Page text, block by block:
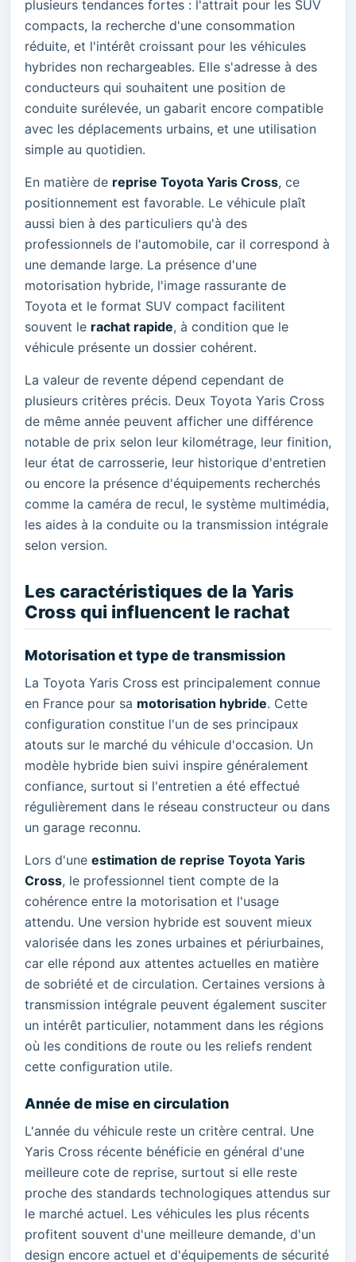
plusieurs tendances fortes : l'attrait pour les SUV
compacts, la recherche d'une consommation
réduite, et l'intérêt croissant pour les véhicules
hybrides non rechargeables. Elle s'adresse à des
conducteurs qui souhaitent une position de
conduite surélevée, un gabarit encore compatible
avec les déplacements urbains, et une utilisation
simple au quotidien.
En matière de reprise Toyota Yaris Cross, ce
positionnement est favorable. Le véhicule plaît
aussi bien à des particuliers qu'à des
professionnels de l'automobile, car il correspond à
une demande large. La présence d'une
motorisation hybride, l'image rassurante de
Toyota et le format SUV compact facilitent
souvent le rachat rapide, à condition que le
véhicule présente un dossier cohérent.
La valeur de revente dépend cependant de
plusieurs critères précis. Deux Toyota Yaris Cross
de même année peuvent afficher une différence
notable de prix selon leur kilométrage, leur finition,
leur état de carrosserie, leur historique d'entretien
ou encore la présence d'équipements recherchés
comme la caméra de recul, le système multimédia,
les aides à la conduite ou la transmission intégrale
selon version.
Les caractéristiques de la Yaris
Cross qui influencent le rachat
Motorisation et type de transmission
La Toyota Yaris Cross est principalement connue
en France pour sa motorisation hybride. Cette
configuration constitue l'un de ses principaux
atouts sur le marché du véhicule d'occasion. Un
modèle hybride bien suivi inspire généralement
confiance, surtout si l'entretien a été effectué
régulièrement dans le réseau constructeur ou dans
un garage reconnu.
Lors d'une estimation de reprise Toyota Yaris
Cross, le professionnel tient compte de la
cohérence entre la motorisation et l'usage
attendu. Une version hybride est souvent mieux
valorisée dans les zones urbaines et périurbaines,
car elle répond aux attentes actuelles en matière
de sobriété et de circulation. Certaines versions à
transmission intégrale peuvent également susciter
un intérêt particulier, notamment dans les régions
où les conditions de route ou les reliefs rendent
cette configuration utile.
Année de mise en circulation
L'année du véhicule reste un critère central. Une
Yaris Cross récente bénéficie en général d'une
meilleure cote de reprise, surtout si elle reste
proche des standards technologiques attendus sur
le marché actuel. Les véhicules les plus récents
profitent souvent d'une meilleure demande, d'un
design encore actuel et d'équipements de sécurité